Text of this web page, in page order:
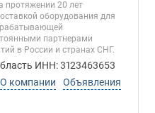
протяжении 20 лет
оборудования для
партнерами
в России и странах СНГ.
ИНН: 3123463653
О компании
Объявления